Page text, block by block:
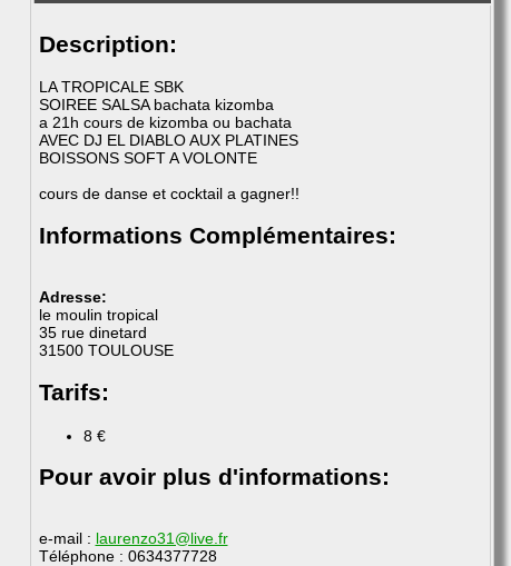
Description:
LA TROPICALE SBK
SOIREE SALSA bachata kizomba
a 21h cours de kizomba ou bachata
AVEC DJ EL DIABLO AUX PLATINES
BOISSONS SOFT A VOLONTE
cours de danse et cocktail a gagner!!
Informations Complémentaires:
Adresse:
le moulin tropical
35 rue dinetard
31500 TOULOUSE
Tarifs:
8 €
Pour avoir plus d'informations:
e-mail : laurenzo31@live.fr
Téléphone : 0634377728